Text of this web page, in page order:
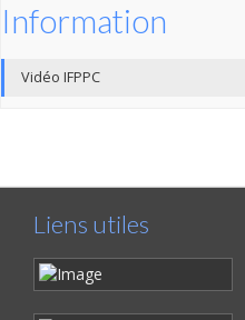
Information
Vidéo IFPPC
Liens utiles